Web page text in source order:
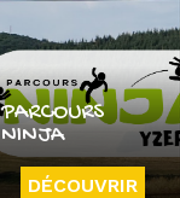
PARCOURS
NINJA
DÉCOUVRIR